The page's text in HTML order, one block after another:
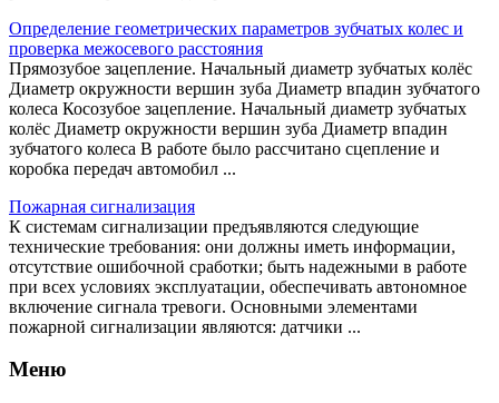
Определение геометрических параметров зубчатых колес и
проверка межосевого расстояния
Прямозубое зацепление. Начальный диаметр зубчатых колёс
Диаметр окружности вершин зуба Диаметр впадин зубчатого
колеса Косозубое зацепление. Начальный диаметр зубчатых
колёс Диаметр окружности вершин зуба Диаметр впадин
зубчатого колеса В работе было рассчитано сцепление и
коробка передач автомобил ...
Пожарная сигнализация
К системам сигнализации предъявляются следующие
технические требования: они должны иметь информации,
отсутствие ошибочной сработки; быть надежными в работе
при всех условиях эксплуатации, обеспечивать автономное
включение сигнала тревоги. Основными элементами
пожарной сигнализации являются: датчики ...
Меню